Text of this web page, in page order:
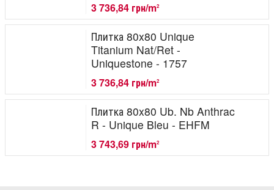
3 736,84 грн/m2
Плитка 80x80 Unique
Titanium Nat/Ret -
Uniquestone - 1757
3 736,84 грн/m2
Плитка 80x80 Ub. Nb Anthrac
R - Unique Bleu - EHFM
3 743,69 грн/m2